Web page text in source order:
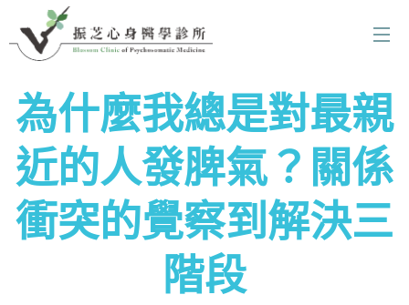
為什麼我總是對最親
近的人發脾氣？關係
衝突的覺察到解決三
階段